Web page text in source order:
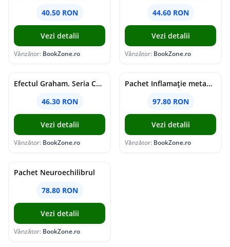
40.50 RON
Vezi detalii
Vânzător: BookZone.ro
44.60 RON
Vezi detalii
Vânzător: BookZone.ro
Efectul Graham. Seria Campus Diaries Vol.1
46.30 RON
Vezi detalii
Vânzător: BookZone.ro
Pachet Inflamație metabolism și creier
97.80 RON
Vezi detalii
Vânzător: BookZone.ro
Pachet Neuroechilibrul
78.80 RON
Vezi detalii
Vânzător: BookZone.ro